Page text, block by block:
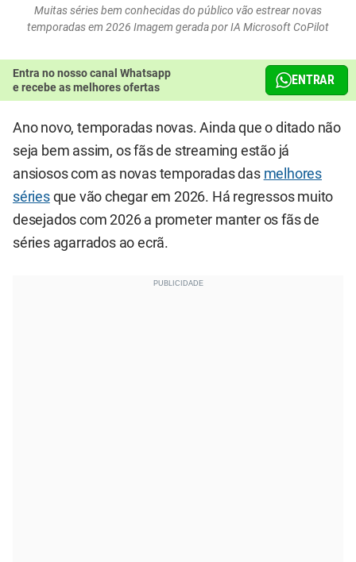
Muitas séries bem conhecidas do público vão estrear novas
temporadas em 2026 Imagem gerada por IA Microsoft CoPilot
Entra no nosso canal Whatsapp
e recebe as melhores ofertas
ENTRAR
Ano novo, temporadas novas. Ainda que o ditado não
seja bem assim, os fãs de streaming estão já
ansiosos com as novas temporadas das melhores
sériesque vão chegar em 2026. Há regressos muito
desejados com 2026 a prometer manter os fãs de
séries agarrados ao ecrã.